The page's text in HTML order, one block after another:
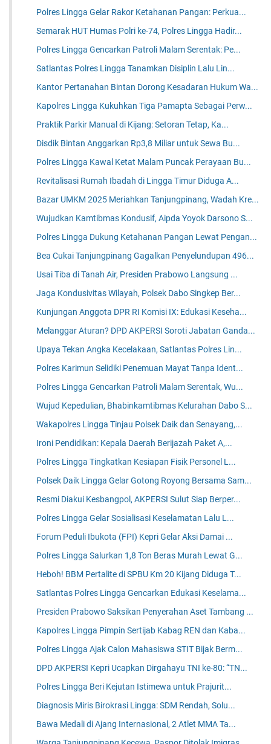
Polres Lingga Gelar Rakor Ketahanan Pangan: Perkua...
Semarak HUT Humas Polri ke-74, Polres Lingga Hadir...
Polres Lingga Gencarkan Patroli Malam Serentak: Pe...
Satlantas Polres Lingga Tanamkan Disiplin Lalu Lin...
Kantor Pertanahan Bintan Dorong Kesadaran Hukum Wa...
Kapolres Lingga Kukuhkan Tiga Pamapta Sebagai Perw...
Praktik Parkir Manual di Kijang: Setoran Tetap, Ka...
Disdik Bintan Anggarkan Rp3,8 Miliar untuk Sewa Bu...
Polres Lingga Kawal Ketat Malam Puncak Perayaan Bu...
Revitalisasi Rumah Ibadah di Lingga Timur Diduga A...
Bazar UMKM 2025 Meriahkan Tanjungpinang, Wadah Kre...
Wujudkan Kamtibmas Kondusif, Aipda Yoyok Darsono S...
Polres Lingga Dukung Ketahanan Pangan Lewat Pengan...
Bea Cukai Tanjungpinang Gagalkan Penyelundupan 496...
Usai Tiba di Tanah Air, Presiden Prabowo Langsung ...
Jaga Kondusivitas Wilayah, Polsek Dabo Singkep Ber...
Kunjungan Anggota DPR RI Komisi IX: Edukasi Keseha...
Melanggar Aturan? DPD AKPERSI Soroti Jabatan Ganda...
Upaya Tekan Angka Kecelakaan, Satlantas Polres Lin...
Polres Karimun Selidiki Penemuan Mayat Tanpa Ident...
Polres Lingga Gencarkan Patroli Malam Serentak, Wu...
Wujud Kepedulian, Bhabinkamtibmas Kelurahan Dabo S...
Wakapolres Lingga Tinjau Polsek Daik dan Senayang,...
Ironi Pendidikan: Kepala Daerah Berijazah Paket A,...
Polres Lingga Tingkatkan Kesiapan Fisik Personel L...
Polsek Daik Lingga Gelar Gotong Royong Bersama Sam...
Resmi Diakui Kesbangpol, AKPERSI Sulut Siap Berper...
Polres Lingga Gelar Sosialisasi Keselamatan Lalu L...
Forum Peduli Ibukota (FPI) Kepri Gelar Aksi Damai ...
Polres Lingga Salurkan 1,8 Ton Beras Murah Lewat G...
Heboh! BBM Pertalite di SPBU Km 20 Kijang Diduga T...
Satlantas Polres Lingga Gencarkan Edukasi Keselama...
Presiden Prabowo Saksikan Penyerahan Aset Tambang ...
Kapolres Lingga Pimpin Sertijab Kabag REN dan Kaba...
Polres Lingga Ajak Calon Mahasiswa STIT Bijak Berm...
DPD AKPERSI Kepri Ucapkan Dirgahayu TNI ke-80: “TN...
Polres Lingga Beri Kejutan Istimewa untuk Prajurit...
Diagnosis Miris Birokrasi Lingga: SDM Rendah, Solu...
Bawa Medali di Ajang Internasional, 2 Atlet MMA Ta...